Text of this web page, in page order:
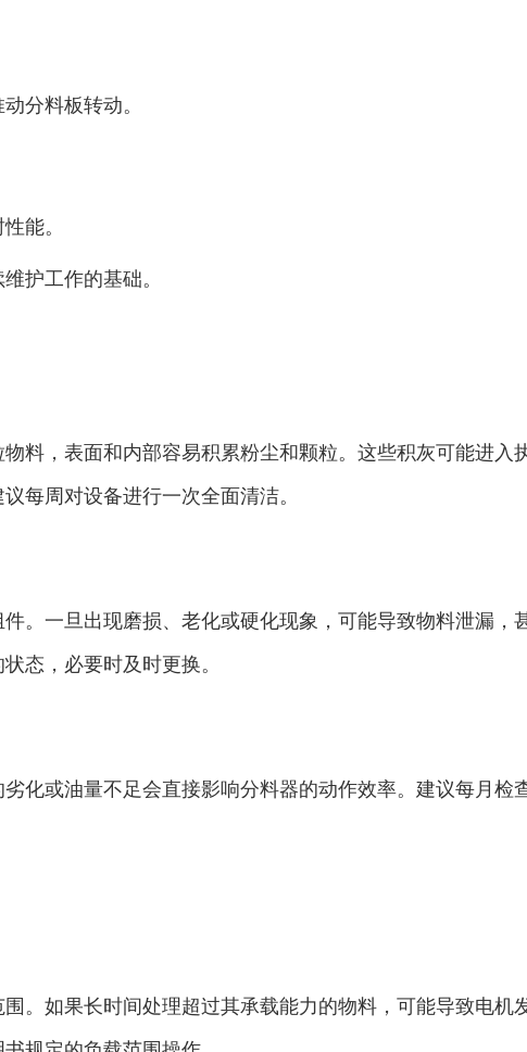
分料板转动。
能。
护工作的基础。
料，表面和内部容易积累粉尘和颗粒。这些积灰可能进入
每周对设备进行一次全面清洁。
。一旦出现磨损、老化或硬化现象，可能导致物料泄漏，
态，必要时及时更换。
化或油量不足会直接影响分料器的动作效率。建议每月检
。如果长时间处理超过其承载能力的物料，可能导致电机